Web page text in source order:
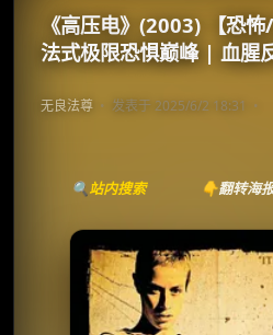
《高压电》(2003) 【恐
法式极限恐惧巅峰 | 血腥
无良法尊 发表于 2025/6/2 18:31
🔍站内搜索 👇翻转海报
《
⭐
收藏
⭐️ 评分：6.8 |